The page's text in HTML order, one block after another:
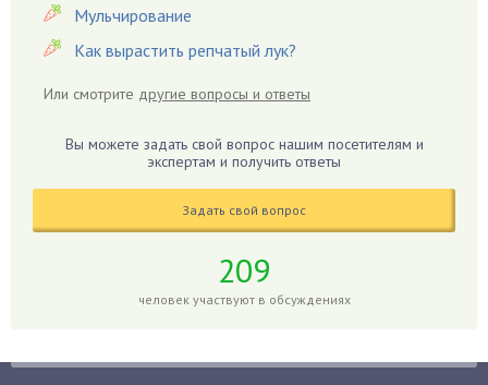
Герань
Гиацинт
Гиппеаструм
Годжи
Голубика
Мульчирование
Как вырастить репчатый лук?
Или смотрите другие вопросы и ответы
Вы можете задать свой вопрос нашим посетителям и
экспертам и получить ответы
Задать свой вопрос
209
человек участвуют в обсуждениях